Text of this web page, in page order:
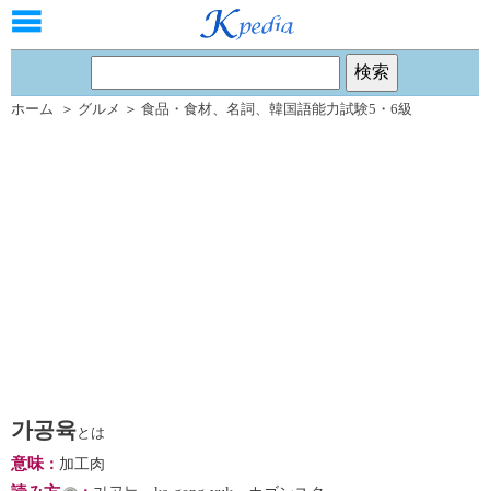
ホーム ＞ グルメ ＞ 食品・食材、 名詞 、 韓国語能力試験5・6級
가공육とは
意味： 加工肉